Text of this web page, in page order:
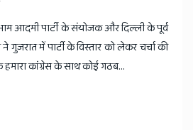
आदमी पार्टी के संयोजक और दिल्ली के पूर्व
गुजरात में पार्टी के विस्तार को लेकर चर्चा की
कांग्रेस के साथ कोई गठब...